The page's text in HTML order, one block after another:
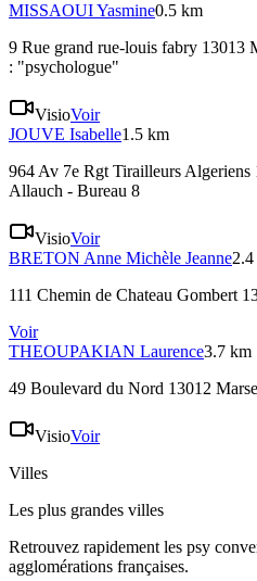
MISSAOUIYasmine0.5 km
9 Rue grand rue-louis fabry 13013
: "psychologue"
VisioVoir
JOUVE Isabelle1.5 km
964 Av 7e Rgt Tirailleurs Algeriens
Allauch - Bureau 8
VisioVoir
BRETON Anne Michèle Jeanne
111 Chemin de Chateau Gombert
Voir
THEOUPAKIAN Laurence3.7 km
49 Boulevard du Nord 13012
VisioVoir
Villes
Les plus grandes villes
Retrouvez rapidement les psy
agglomérations françaises.